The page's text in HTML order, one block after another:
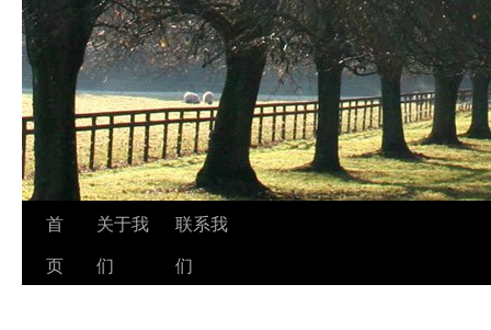
跳
至
首
页
关于我
们
联系我
们